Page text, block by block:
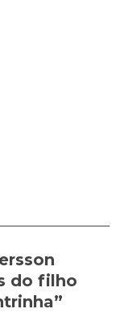
do filho